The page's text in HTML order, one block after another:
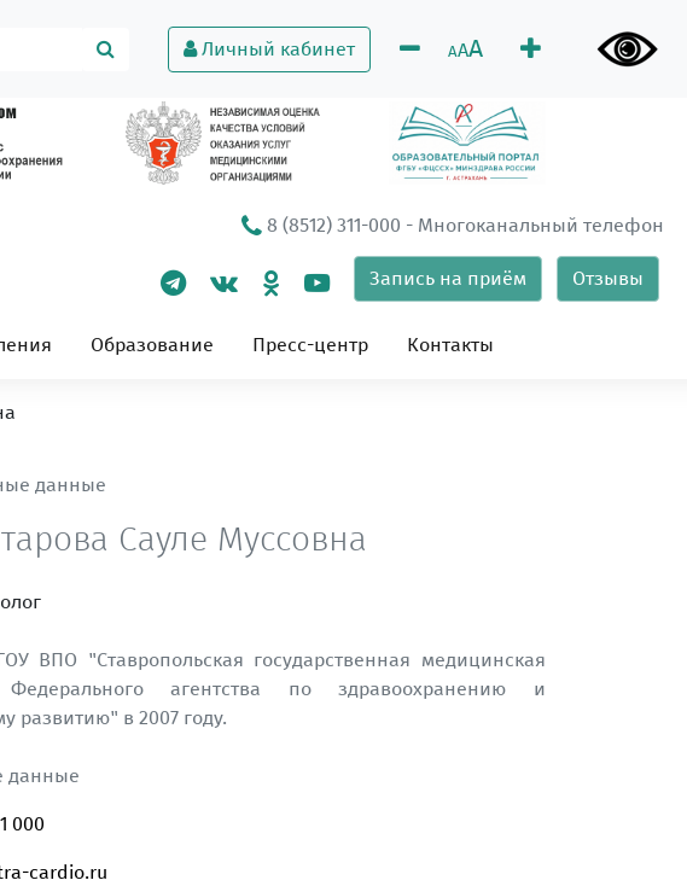
Личный кабинет AAA
8 (8512) 311-000 - Многоканальный телефон
Запись на приём Отзывы
Образование Пресс-центр Контакты
данные
Сауле Муссовна
ВПО "Ставропольская государственная медицинская
агентства по здравоохранению и
развитию" в 2007 году.
данные
000
cardio.ru